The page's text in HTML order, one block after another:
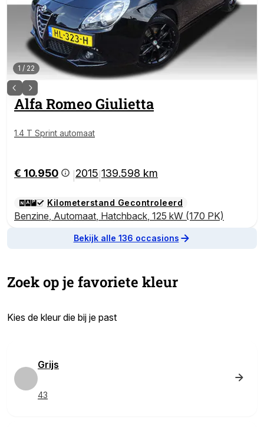
1 / 22
Alfa RomeoGiulietta
1.4 T Sprint automaat
€ 10.950 2015 139.598 km
Kilometerstand Gecontroleerd
Benzine, Automaat, Hatchback, 125 kW (170 PK)
Bekijk alle 136 occasions
Zoek op je favoriete kleur
Kies de kleur die bij je past
Grijs
43